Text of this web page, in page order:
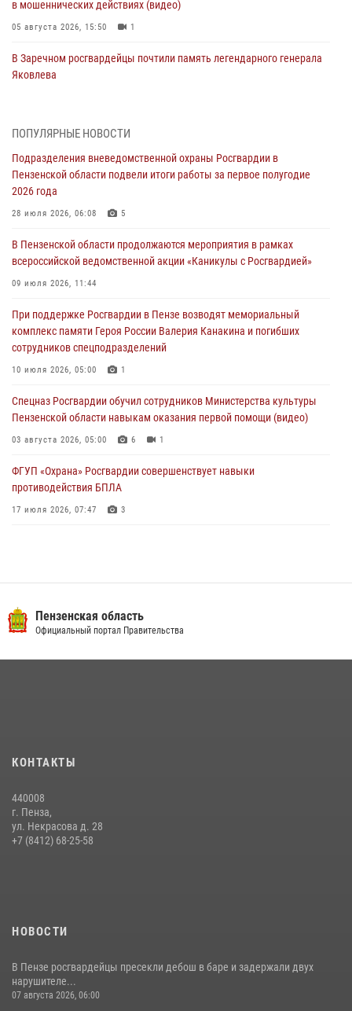
в мошеннических действиях (видео)
05 августа 2026, 15:50 1
В Заречном росгвардейцы почтили память легендарного генерала
Яковлева
Сотрудники пензенского ОМОН «Страж» познакомили участников
05 августа 2026, 06:15
В Пензе сотрудники Росгвардии оказали помощь
дезориентированному пенсионеру
В Пензе при силовой поддержке Росгвардии пресечена
деятельность ОПГ, маскировавшейся под реабилитационный центр
04 августа 2026, 07:05
В Управлении Росгвардии по Пензенской области подвели итоги
работы за первое полугодие 2026 года
ПОПУЛЯРНЫЕ НОВОСТИ
Подразделения вневедомственной охраны Росгвардии в
Пензенской области подвели итоги работы за первое полугодие
2026 года
28 июля 2026, 06:08 5
В Пензенской области продолжаются мероприятия в рамках
всероссийской ведомственной акции «Каникулы с Росгвардией»
09 июля 2026, 11:44
При поддержке Росгвардии в Пензе возводят мемориальный
комплекс памяти Героя России Валерия Канакина и погибших
сотрудников спецподразделений
10 июля 2026, 05:00 1
Спецназ Росгвардии обучил сотрудников Министерства культуры
Пензенской области навыкам оказания первой помощи (видео)
03 августа 2026, 05:00 6 1
ФГУП «Охрана» Росгвардии совершенствует навыки
противодействия БПЛА
17 июля 2026, 07:47 3
Пензенский спецназ Росгвардии готовит студентов к окружному
этапу «Зарницы 2.0» (видео)
сборов «Гвардеец» с вооружением и техникой Росгвардии
Начальник Управления Росгвардии по Пензенской области Павел
Пучков посетил 55-й Всероссийский Лермонтовский праздник
Пензенская область
Официальный портал Правительства
КОНТАКТЫ
440008
г. Пенза,
ул. Некрасова д. 28
+7 (8412) 68-25-58
НОВОСТИ
В Пензе росгвардейцы пресекли дебош в баре и задержали двух
нарушителе...
07 августа 2026, 06:00